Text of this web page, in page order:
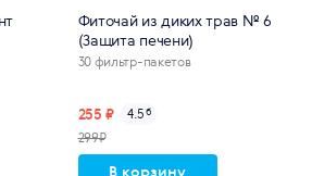
Фиточай из диких трав № 6
(Защита печени)
30 фильтр-пакетов
255 ₽ 4.5б
299₽
В корзину